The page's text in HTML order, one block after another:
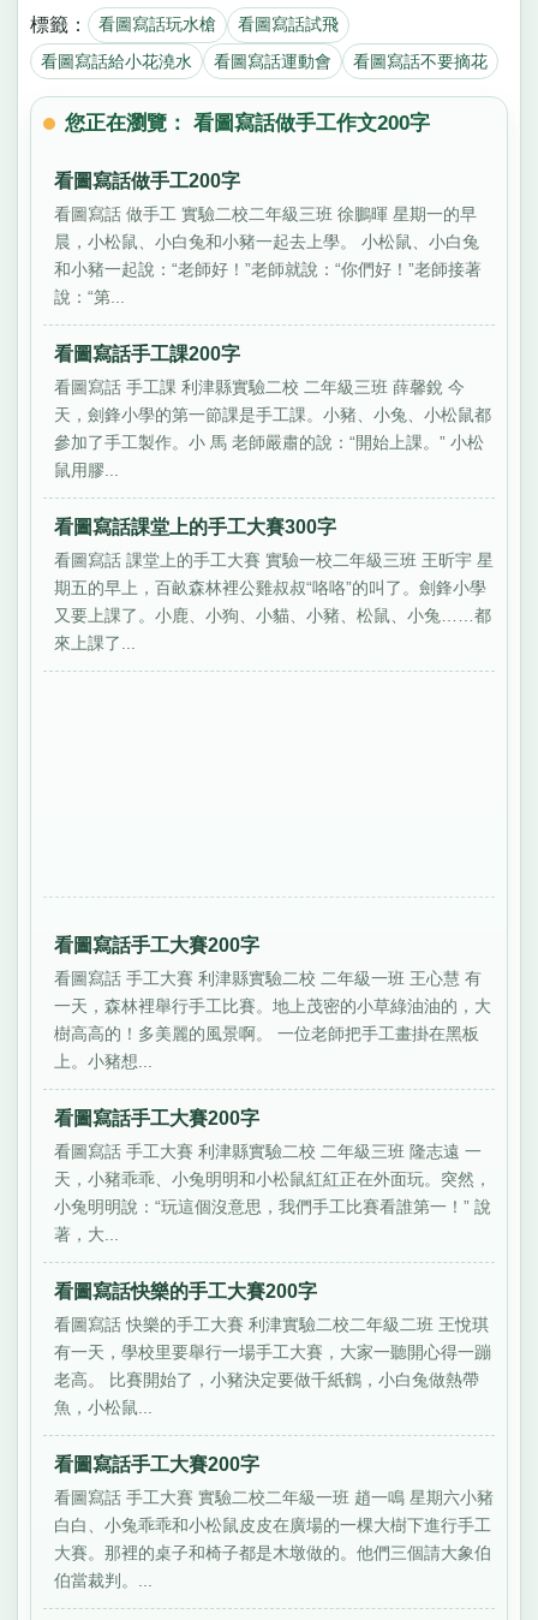
標籤： 看圖寫話玩水槍
看圖寫話試飛
看圖寫話給小花澆水
看圖寫話運動會 看圖寫話不要摘花
您正在瀏覽： 看圖寫話做手工作文200字
看圖寫話做手工200字
看圖寫話 做手工 實驗二校二年級三班 徐鵬暉 星期一的早
晨，小松鼠、小白兔和小豬一起去上學。 小松鼠、小白兔
和小豬一起說：“老師好！”老師就說：“你們好！”老師接著
說：“第...
看圖寫話手工課200字
看圖寫話 手工課 利津縣實驗二校 二年級三班 薛馨銳 今
天，劍鋒小學的第一節課是手工課。小豬、小兔、小松鼠都
參加了手工製作。小 馬 老師嚴肅的說：“開始上課。” 小松
鼠用膠...
看圖寫話課堂上的手工大賽300字
看圖寫話 課堂上的手工大賽 實驗一校二年級三班 王昕宇 星
期五的早上，百畝森林裡公雞叔叔“咯咯”的叫了。劍鋒小學
又要上課了。小鹿、小狗、小貓、小豬、松鼠、小兔……都
來上課了...
看圖寫話手工大賽200字
看圖寫話 手工大賽 利津縣實驗二校 二年級一班 王心慧 有
一天，森林裡舉行手工比賽。地上茂密的小草綠油油的，大
樹高高的！多美麗的風景啊。 一位老師把手工畫掛在黑板
上。小豬想...
看圖寫話手工大賽200字
看圖寫話 手工大賽 利津縣實驗二校 二年級三班 隆志遠 一
天，小豬乖乖、小兔明明和小松鼠紅紅正在外面玩。突然，
小兔明明說：“玩這個沒意思，我們手工比賽看誰第一！” 說
著，大...
看圖寫話快樂的手工大賽200字
看圖寫話 快樂的手工大賽 利津實驗二校二年級二班 王悅琪
有一天，學校里要舉行一場手工大賽，大家一聽開心得一蹦
老高。 比賽開始了，小豬決定要做千紙鶴，小白兔做熱帶
魚，小松鼠...
看圖寫話手工大賽200字
看圖寫話 手工大賽 實驗二校二年級一班 趙一鳴 星期六小豬
白白、小兔乖乖和小松鼠皮皮在廣場的一棵大樹下進行手工
大賽。那裡的桌子和椅子都是木墩做的。他們三個請大象伯
伯當裁判。...